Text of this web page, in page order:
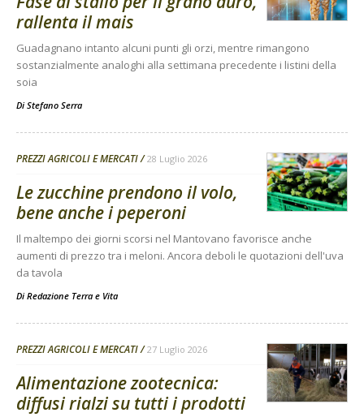
rallenta il mais
Guadagnano intanto alcuni punti gli orzi, mentre rimangono
sostanzialmente analoghi alla settimana precedente i listini della
soia
Di Stefano Serra
PREZZI AGRICOLI E MERCATI 28 Luglio 2026
Le zucchine prendono il volo,
bene anche i peperoni
Il maltempo dei giorni scorsi nel Mantovano favorisce anche
aumenti di prezzo tra i meloni. Ancora deboli le quotazioni dell'uva
da tavola
Di Redazione Terra e Vita
PREZZI AGRICOLI E MERCATI 27 Luglio 2026
Alimentazione zootecnica:
diffusi rialzi su tutti i prodotti